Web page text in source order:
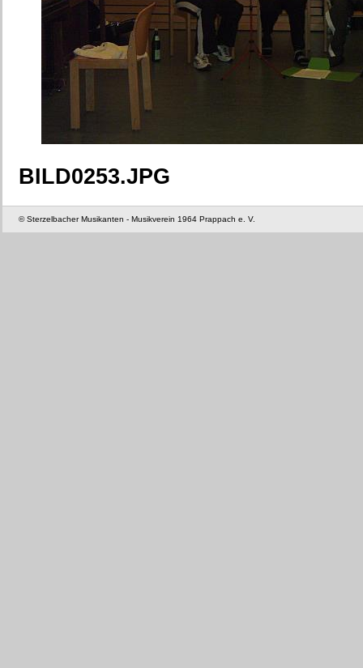
BILD0253.JPG
© Sterzelbacher Musikanten - Musikverein 1964 Prappach e. V.